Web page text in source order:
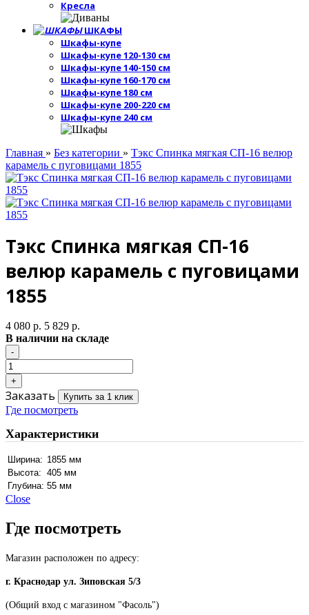
Кресла
ШКАФЫ
Шкафы-купе
Шкафы-купе 120-130 см
Шкафы-купе 140-150 см
Шкафы-купе 160-170 см
Шкафы-купе 180 см
Шкафы-купе 200-220 см
Шкафы-купе 240 см
Главная » Без категории » Тэкс Спинка мягкая СП-16 велюр
карамель с пуговицами 1855
Тэкс Спинка мягкая СП-16
велюр карамель с пуговицами
1855
4 080 р. 5 829 р.
В наличии на складе
Заказать Купить за 1 клик
Где посмотреть
Характеристики
Ширина: 1855 мм
Высота: 405 мм
Глубина: 55 мм
Close
Где посмотреть
Магазин расположен по адресу:
г. Краснодар ул. Зиповская 5/3
(Общий вход с магазином "Фасоль")